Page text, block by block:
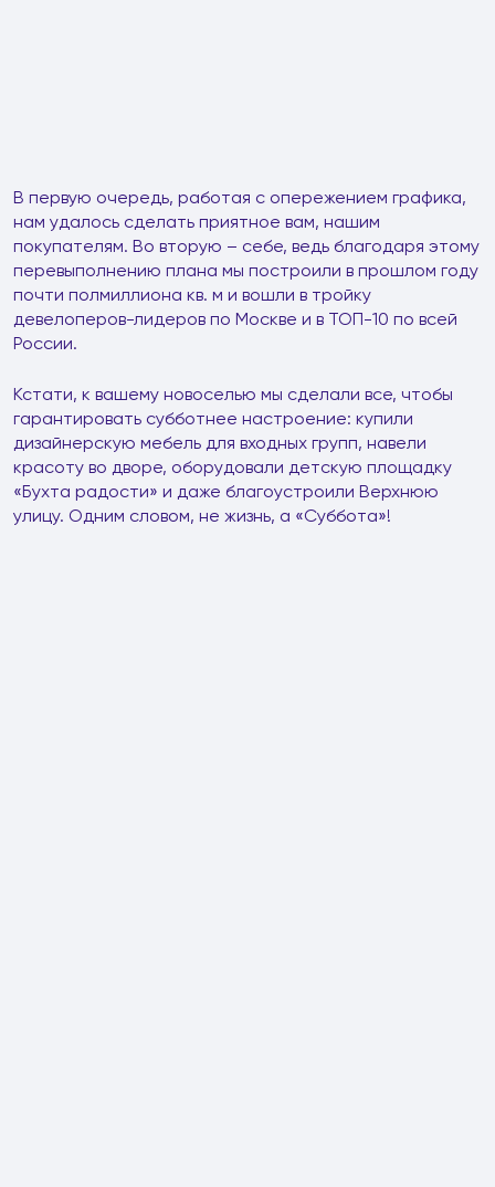
В первую очередь, работая с опережением графика,
нам удалось сделать приятное вам, нашим
покупателям. Во вторую – себе, ведь благодаря этому
перевыполнению плана мы построили в прошлом году
почти полмиллиона кв. м и вошли в тройку
девелоперов-лидеров по Москве и в ТОП-10 по всей
России.
Кстати, к вашему новоселью мы сделали все, чтобы
гарантировать субботнее настроение: купили
дизайнерскую мебель для входных групп, навели
красоту во дворе, оборудовали детскую площадку
«Бухта радости» и даже благоустроили Верхнюю
улицу. Одним словом, не жизнь, а «Суббота»!